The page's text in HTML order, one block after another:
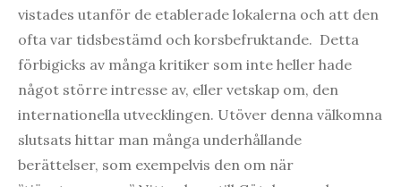
vistades utanför de etablerade lokalerna och att den
ofta var tidsbestämd och korsbefruktande. Detta
förbigicks av många kritiker som inte heller hade
något större intresse av, eller vetskap om, den
internationella utvecklingen. Utöver denna välkomna
slutsats hittar man många underhållande
berättelser, som exempelvis den om när